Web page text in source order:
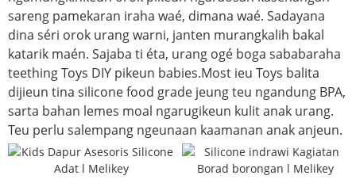
sareng pamekaran iraha waé, dimana waé. Sadayana
dina séri orok urang warni, janten murangkalih bakal
katarik maén. Sajaba ti éta, urang ogé boga sababaraha
teething Toys DIY pikeun babies.Most ieu Toys balita
dijieun tina silicone food grade jeung teu ngandung BPA,
sarta bahan lemes moal ngarugikeun kulit anak urang.
Teu perlu salempang ngeunaan kaamanan anak anjeun.